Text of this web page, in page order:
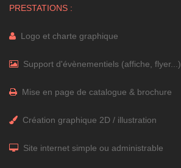
PRESTATIONS :
Logo et charte graphique
Support d'évènementiels (affiche, flyer...)
Mise en page de catalogue & brochure
Création graphique 2D / illustration
Site internet simple ou administrable